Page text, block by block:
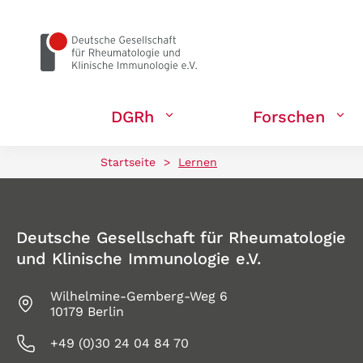
DGRh Forschen
Startseite > Lernen
Deutsche Gesellschaft für Rheumatologie
und Klinische Immunologie e.V.
Wilhelmine-Gemberg-Weg 6
10179 Berlin
+49 (0)30 24 04 84 70